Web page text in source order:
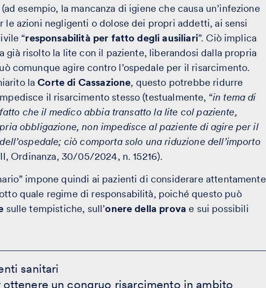
esempio, la mancanza di igiene che causa un’infezione
le azioni negligenti o dolose dei propri addetti, ai sensi
“responsabilità per fatto degli ausiliari”. Ciò implica
già risolto la lite con il paziente, liberandosi dalla propria
comunque agire contro l’ospedale per il risarcimento.
laCorte di Cassazione, questo potrebbe ridurre
il risarcimento stesso (testualmente, “in tema di
che il medico abbia transatto la lite col paziente,
obbligazione, non impedisce al paziente di agire per il
ciò comporta solo una riduzione dell’importo
Ordinanza, 30/05/2024, n. 15216).
impone quindi ai pazienti di considerare attentamente
quale regime di responsabilità, poiché questo può
sulle tempistiche, sull’onere della prova e sui possibili
sanitari
ottenere un congruo risarcimento in ambito